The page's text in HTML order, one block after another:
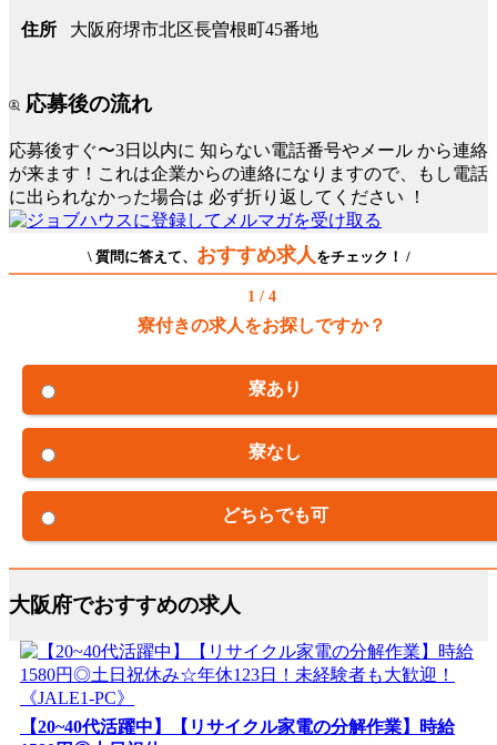
住所 大阪府堺市北区長曽根町45番地
応募後の流れ
応募後すぐ〜3日以内に 知らない電話番号やメール から連絡
が来ます！これは企業からの連絡になりますので、もし電話
に出られなかった場合は 必ず折り返してください ！
\ 質問に答えて、 おすすめ求人をチェック！ /
1 / 4
寮付きの求人をお探しですか？
寮あり
寮なし
どちらでも可
大阪府でおすすめの求人
【20~40代活躍中】【リサイクル家電の分解作業】時給